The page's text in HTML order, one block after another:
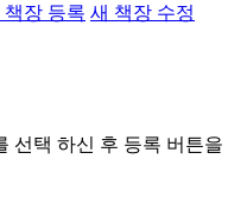
책장 등록 새 책장 수정
선택 하신 후 등록 버튼을